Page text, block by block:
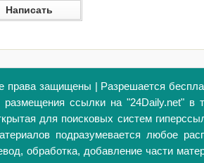
права защищены | Разрешается
размещения ссылки на "24Daily.net" в
для поисковых систем
подразумевается любое
обработка, добавление части